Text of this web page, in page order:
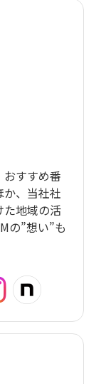
おすすめ番
、当社社
た地域の活
の”想い”も